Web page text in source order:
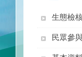
生態檢
民眾參